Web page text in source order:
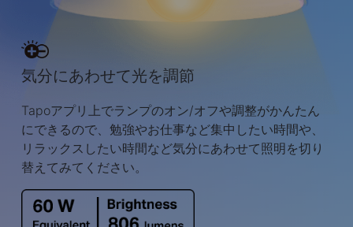
気分にあわせて光を調節
Tapoアプリ上でランプのオン/オフや調整がかんたん
にできるので、勉強やお仕事など集中したい時間や、
リラックスしたい時間など気分にあわせて照明を切り
替えてみてください。